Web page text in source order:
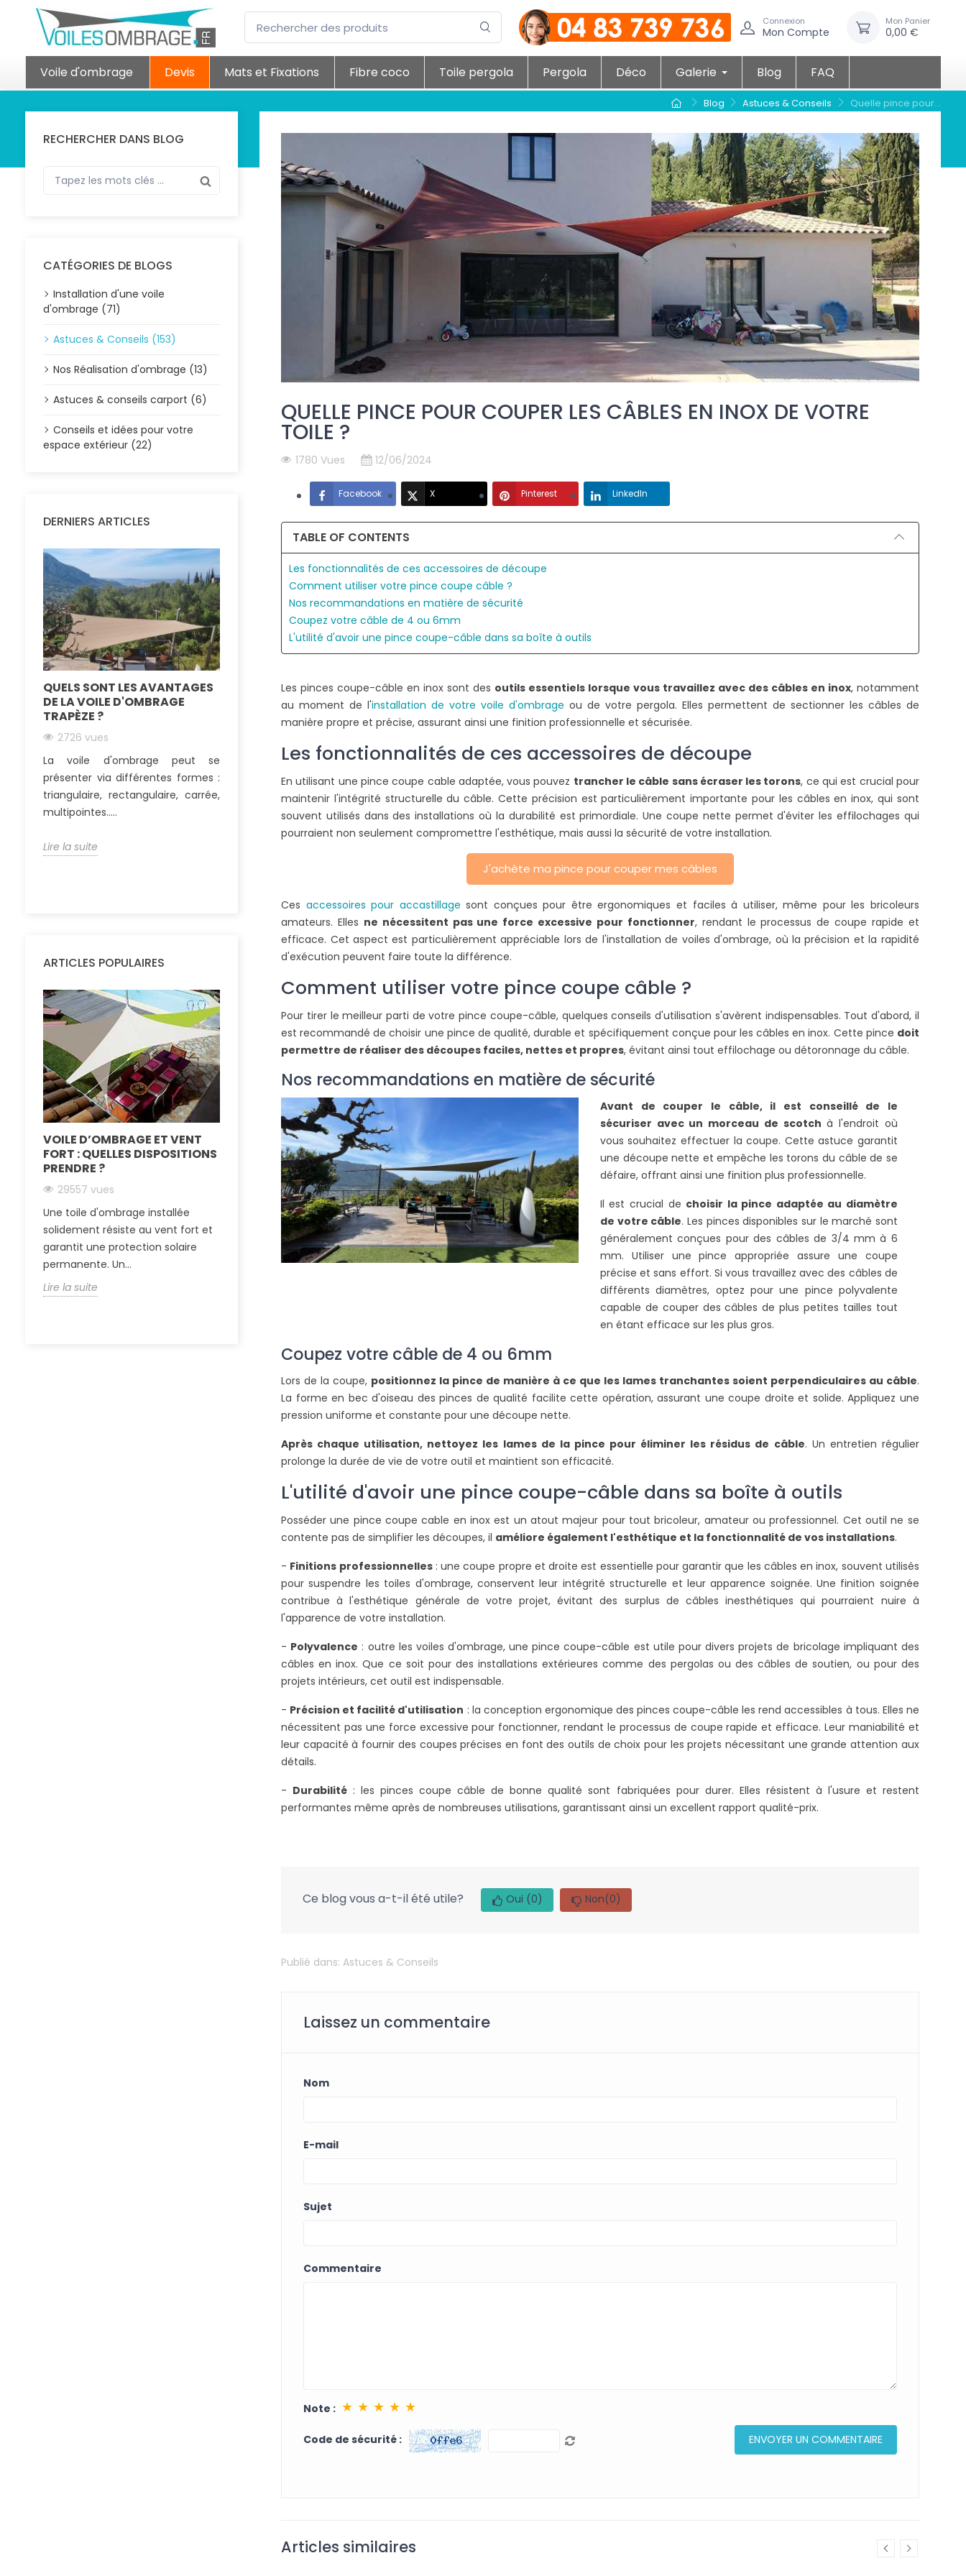
Connexion
Mon Compte
Mon Panier
0,00 €
Voile d'ombrage Devis Mats et Fixations Fibre coco Toile pergola Pergola Déco Galerie Blog FAQ
Blog Astuces & Conseils Quelle pince pour...
RECHERCHER DANS BLOG
CATÉGORIES DE BLOGS
Installation d'une voile
d'ombrage (71)
Astuces & Conseils (153)
Nos Réalisation d'ombrage (13)
Astuces & conseils carport (6)
Conseils et idées pour votre
espace extérieur (22)
DERNIERS ARTICLES
QUELS SONT LES AVANTAGES
DE LA VOILE D'OMBRAGE
TRAPÈZE ?
2726 vues
La voile d'ombrage peut se
présenter via différentes formes :
triangulaire, rectangulaire, carrée,
multipointes.....
Lire la suite
COMMENT FIXER UNE
PERGOLA EN BOIS AU SOL ?
2561 vues
De nombreux propriétaires
choisissent aujourd'hui d'installer
une pergola bois au sol pour leur
terrasse. Ainsi, ils...
Lire la suite
COMMENT UTILISER UNE
PINCE À SERTIR ?
2188 vues
Pour le sertissage des connecteurs
de votre voile d'ombrage,
l'utilisation d'une pince est le choix
le plus logique....
Lire la suite
COMMENT TENDRE UNE TOILE
D'OMBRAGE ?
2709 vues
Lors de l'installation de votre toile
d'ombrage, il est nécessaire de
bien la tendre pour améliorer sa
durée de vie....
Lire la suite
QUELLES SONT LES
AUTORISATIONS
Pour l'installation des
des carports,
autorisations sont
Ces documents
ARTICLES POPULAIRES
VOILE D’OMBRAGE ET VENT
FORT : QUELLES DISPOSITIONS
PRENDRE ?
29557 vues
Une toile d'ombrage installée
solidement résiste au vent fort et
garantit une protection solaire
permanente. Un...
Lire la suite
LA TOILE TENDUE EXTÉRIEURE
IMPERMÉABLE CONTRE LE
SOLEIL ET LA PLUIE
24880 vues
Passer l’été au frais est un besoin
essentiel quand on habite une
région ensoleillée. Grâce à la toile
tendue...
COMMENT COUVRIR UNE
PERGOLA POUR SE PROTÉGER
DE LA PLUIE ET DU SOLEIL ?
24744 vues
Pour réduire la luminosité, les
sensations de chaleur ou pour
agrandir votre espace vie,
n’hésitez pas à intégrer sur...
POURQUOI CHOISIR
D'INSTALLER UNE VOILE
D'OMBRAGE RECTANGULAIRE
5X4M DANS SON JARDIN ?
La voile d’ombrage rectangulaire 5
mètres par 4 mètres est
indéniablement un des modèles
les plus demandés, elle...
Lire la suite
COMMENT INSTALLER
VOILE D'OMBRAGE
BALCON ?
23372 vues
Faites de l’ombre sur
en installant une voile
Suivez nos indications
de la...
Lire la suite
QUELLE PINCE POUR COUPER LES CÂBLES EN INOX DE VOTRE
TOILE ?
1780 Vues 12/06/2024
Facebook X Pinterest LinkedIn
TABLE OF CONTENTS
Les fonctionnalités de ces accessoires de découpe
Comment utiliser votre pince coupe câble ?
Nos recommandations en matière de sécurité
Coupez votre câble de 4 ou 6mm
L'utilité d'avoir une pince coupe-câble dans sa boîte à outils
Les pinces coupe-câble en inox sont des outils essentiels lorsque vous travaillez avec des câbles en inox, notamment
au moment de l'installation de votre voile d'ombrage ou de votre pergola. Elles permettent de sectionner les câbles de
manière propre et précise, assurant ainsi une finition professionnelle et sécurisée.
Les fonctionnalités de ces accessoires de découpe
En utilisant une pince coupe cable adaptée, vous pouvez trancher le câble sans écraser les torons, ce qui est crucial pour
maintenir l'intégrité structurelle du câble. Cette précision est particulièrement importante pour les câbles en inox, qui sont
souvent utilisés dans des installations où la durabilité est primordiale. Une coupe nette permet d'éviter les effilochages qui
pourraient non seulement compromettre l'esthétique, mais aussi la sécurité de votre installation.
J'achète ma pince pour couper mes câbles
Ces accessoires pour accastillage sont conçues pour être ergonomiques et faciles à utiliser, même pour les bricoleurs
amateurs. Elles ne nécessitent pas une force excessive pour fonctionner, rendant le processus de coupe rapide et
efficace. Cet aspect est particulièrement appréciable lors de l'installation de voiles d'ombrage, où la précision et la rapidité
d'exécution peuvent faire toute la différence.
Comment utiliser votre pince coupe câble ?
Pour tirer le meilleur parti de votre pince coupe-câble, quelques conseils d'utilisation s'avèrent indispensables. Tout d'abord, il
est recommandé de choisir une pince de qualité, durable et spécifiquement conçue pour les câbles en inox. Cette pince doit
permettre de réaliser des découpes faciles, nettes et propres, évitant ainsi tout effilochage ou détoronnage du câble.
Nos recommandations en matière de sécurité
Avant de couper le câble, il est conseillé de le
sécuriser avec un morceau de scotch à l'endroit où
vous souhaitez effectuer la coupe. Cette astuce garantit
une découpe nette et empêche les torons du câble de se
défaire, offrant ainsi une finition plus professionnelle.
Il est crucial de choisir la pince adaptée au diamètre
de votre câble. Les pinces disponibles sur le marché sont
généralement conçues pour des câbles de 3/4 mm à 6
mm. Utiliser une pince appropriée assure une coupe
précise et sans effort. Si vous travaillez avec des câbles de
différents diamètres, optez pour une pince polyvalente
capable de couper des câbles de plus petites tailles tout
en étant efficace sur les plus gros.
Coupez votre câble de 4 ou 6mm
Lors de la coupe, positionnez la pince de manière à ce que les lames tranchantes soient perpendiculaires au câble.
La forme en bec d'oiseau des pinces de qualité facilite cette opération, assurant une coupe droite et solide. Appliquez une
pression uniforme et constante pour une découpe nette.
Après chaque utilisation, nettoyez les lames de la pince pour éliminer les résidus de câble. Un entretien régulier
prolonge la durée de vie de votre outil et maintient son efficacité.
L'utilité d'avoir une pince coupe-câble dans sa boîte à outils
Posséder une pince coupe cable en inox est un atout majeur pour tout bricoleur, amateur ou professionnel. Cet outil ne se
contente pas de simplifier les découpes, il améliore également l'esthétique et la fonctionnalité de vos installations.
- Finitions professionnelles: une coupe propre et droite est essentielle pour garantir que les câbles en inox, souvent utilisés
pour suspendre les toiles d'ombrage, conservent leur intégrité structurelle et leur apparence soignée. Une finition soignée
contribue à l'esthétique générale de votre projet, évitant des surplus de câbles inesthétiques qui pourraient nuire à
l'apparence de votre installation.
- Polyvalence : outre les voiles d'ombrage, une pince coupe-câble est utile pour divers projets de bricolage impliquant des
câbles en inox. Que ce soit pour des installations extérieures comme des pergolas ou des câbles de soutien, ou pour des
projets intérieurs, cet outil est indispensable.
- Précision et facilité d'utilisation : la conception ergonomique des pinces coupe-câble les rend accessibles à tous. Elles ne
nécessitent pas une force excessive pour fonctionner, rendant le processus de coupe rapide et efficace. Leur maniabilité et
leur capacité à fournir des coupes précises en font des outils de choix pour les projets nécessitant une grande attention aux
détails.
- Durabilité : les pinces coupe câble de bonne qualité sont fabriquées pour durer. Elles résistent à l'usure et restent
performantes même après de nombreuses utilisations, garantissant ainsi un excellent rapport qualité-prix.
Ce blog vous a-t-il été utile? Oui (0) Non(0)
Publié dans: Astuces & Conseils
Laissez un commentaire
Nom
E-mail
Sujet
Commentaire
Note : ★ ★ ★ ★ ★
Code de sécurité :
Articles similaires